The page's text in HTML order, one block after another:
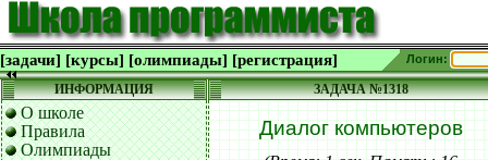
[задачи] [курсы] [олимпиады] [регистрация] Логин:
ИНФОРМАЦИЯ
О школе
Правила
Олимпиады
ЗАДАЧА №1318
Диалог компьютеров